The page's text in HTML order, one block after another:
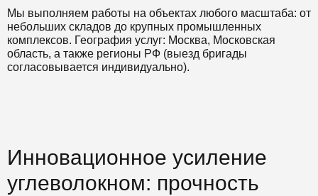
Мы выполняем работы на объектах любого масштаба: от
небольших складов до крупных промышленных
комплексов. География услуг: Москва, Московская
область, а также регионы РФ (выезд бригады
согласовывается индивидуально).
Инновационное усиление
углеволокном: прочность